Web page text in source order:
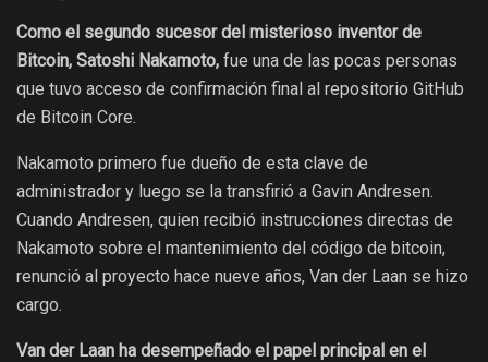
Como el segundo sucesor del misterioso inventor de
Bitcoin, Satoshi Nakamoto, fue una de las pocas personas
que tuvo acceso de confirmación final al repositorio GitHub
de Bitcoin Core.
Nakamoto primero fue dueño de esta clave de
administrador y luego se la transfirió a Gavin Andresen.
Cuando Andresen, quien recibió instrucciones directas de
Nakamoto sobre el mantenimiento del código de bitcoin,
renunció al proyecto hace nueve años, Van der Laan se hizo
cargo.
Van der Laan ha desempeñado el papel principal en el